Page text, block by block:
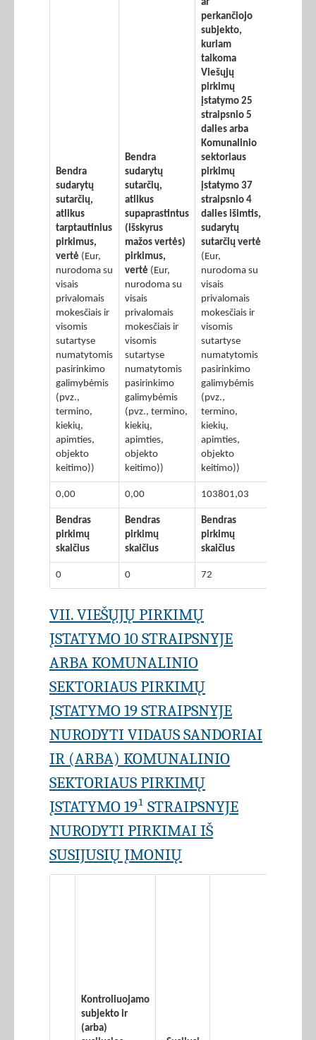
Bendra
sudarytų
sutarčių,
atlikus
tarptautinius
pirkimus,
vertė (Eur,
nurodoma su
visais
privalomais
mokesčiais ir
visomis
sutartyse
numatytomis
pasirinkimo
galimybėmis
(pvz.,
termino,
kiekių,
apimties,
objekto
keitimo))
Bendra
sudarytų
sutarčių,
atlikus
supaprastintus
(išskyrus
mažos vertės)
pirkimus,
vertė (Eur,
nurodoma su
visais
privalomais
mokesčiais ir
visomis
sutartyse
numatytomis
pasirinkimo
galimybėmis
(pvz., termino,
kiekių,
apimties,
objekto
keitimo))
ar
perkančiojo
subjekto,
kuriam
taikoma
Viešųjų
pirkimų
įstatymo 25
straipsnio 5
dalies arba
Komunalinio
sektoriaus
pirkimų
įstatymo 37
straipsnio 4
dalies išimtis,
sudarytų
sutarčių vertė
(Eur,
nurodoma su
visais
privalomais
mokesčiais ir
visomis
sutartyse
numatytomis
pasirinkimo
galimybėmis
(pvz.,
termino,
kiekių,
apimties,
objekto
keitimo))
0,00 0,00 103801,03
Bendras
pirkimų
skaičius
Bendras
pirkimų
skaičius
Bendras
pirkimų
skaičius
0 0 72
VII. VIEŠŲJŲ PIRKIMŲ
ĮSTATYMO 10 STRAIPSNYJE
ARBA KOMUNALINIO
SEKTORIAUS PIRKIMŲ
ĮSTATYMO 19 STRAIPSNYJE
NURODYTI VIDAUS SANDORIAI
IR (ARBA) KOMUNALINIO
SEKTORIAUS PIRKIMŲ
ĮSTATYMO 19¹ STRAIPSNYJE
NURODYTI PIRKIMAI IŠ
SUSIJUSIŲ ĮMONIŲ
Kontroliuojamo
subjekto ir
(arba)